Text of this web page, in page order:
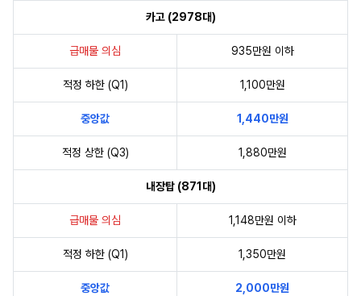
카고 (2978대)
급매물 의심 935만원 이하
적정 하한 (Q1) 1,100만원
중앙값 1,440만원
적정 상한 (Q3) 1,880만원
내장탑 (871대)
급매물 의심 1,148만원 이하
적정 하한 (Q1) 1,350만원
중앙값 2,000만원